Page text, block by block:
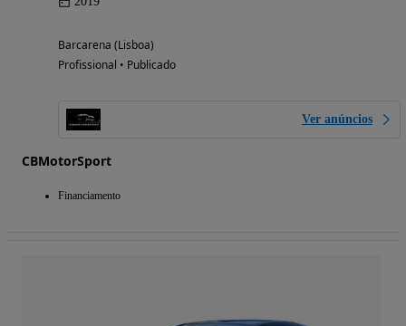
Barcarena (Lisboa)
Profissional • Publicado
Ver anúncios
CBMotorSport
Financiamento